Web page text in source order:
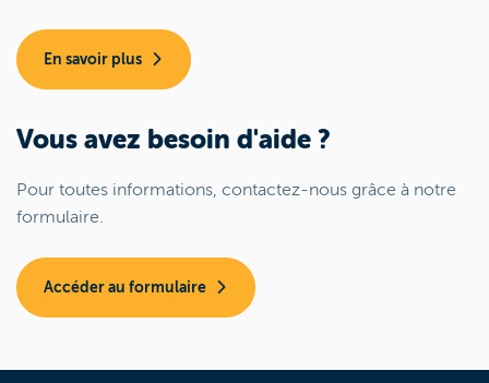
En savoir plus
Vous avez besoin d'aide ?
Pour toutes informations, contactez-nous grâce à notre
formulaire.
Accéder au formulaire